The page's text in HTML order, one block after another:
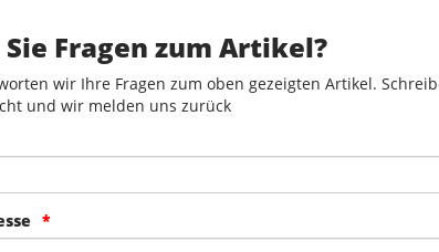
Sie Fragen zum Artikel?
wir Ihre Fragen zum oben gezeigten Artikel.
und wir melden uns zurück